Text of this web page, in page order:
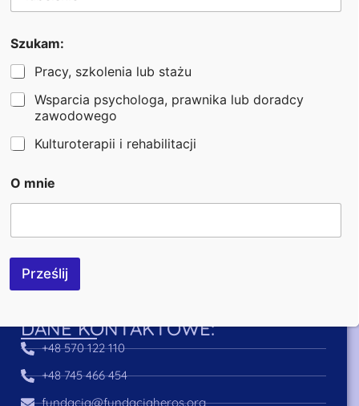
Do zobaczenia na kolejnych wydarzeniach!
DANE KONTAKTOWE:
+48 570 122 110
+48 745 466 454
fundacja@fundacjaheros.org
Szukam:
Pracy, szkolenia lub stażu
Wsparcia psychologa, prawnika lub doradcy
zawodowego
Kulturoterapii i rehabilitacji
N
u
e
A
r
s
O mnie
Prześlij